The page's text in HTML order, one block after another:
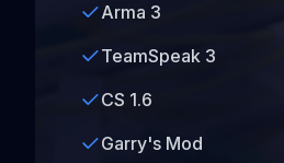
Arma 3
TeamSpeak 3
CS 1.6
Garry's Mod